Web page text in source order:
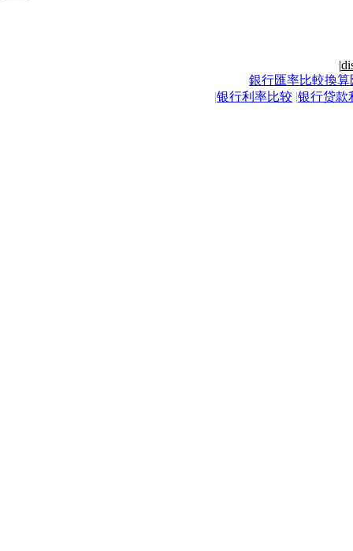
|
銀行匯率比較換算
|银行利率比较 |银行贷款